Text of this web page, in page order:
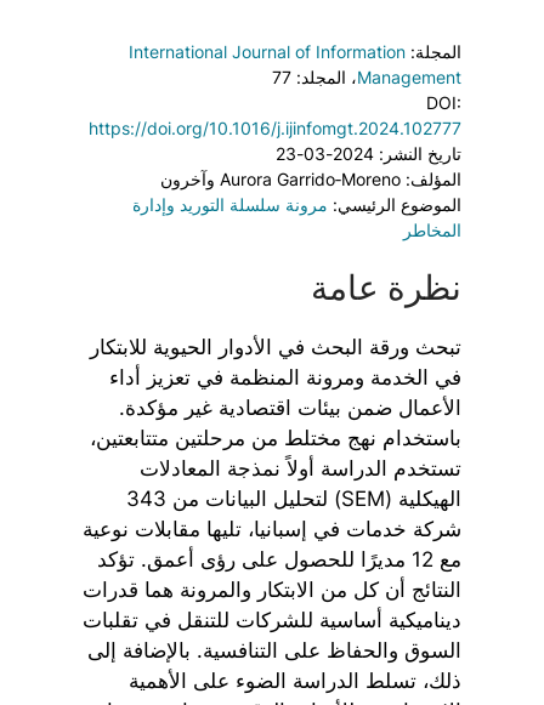
المجلة: International Journal of Information
Management، المجلد: 77
DOI:
https://doi.org/10.1016/j.ijinfomgt.2024.102777
تاريخ النشر: 2024-03-23
المؤلف: Aurora Garrido‐Moreno وآخرون
الموضوع الرئيسي: مرونة سلسلة التوريد وإدارة
المخاطر
نظرة عامة
تبحث ورقة البحث في الأدوار الحيوية للابتكار
في الخدمة ومرونة المنظمة في تعزيز أداء
الأعمال ضمن بيئات اقتصادية غير مؤكدة.
باستخدام نهج مختلط من مرحلتين متتابعتين،
تستخدم الدراسة أولاً نمذجة المعادلات
الهيكلية (SEM) لتحليل البيانات من 343
شركة خدمات في إسبانيا، تليها مقابلات نوعية
مع 12 مديرًا للحصول على رؤى أعمق. تؤكد
النتائج أن كل من الابتكار والمرونة هما قدرات
ديناميكية أساسية للشركات للتنقل في تقلبات
السوق والحفاظ على التنافسية. بالإضافة إلى
ذلك، تسلط الدراسة الضوء على الأهمية